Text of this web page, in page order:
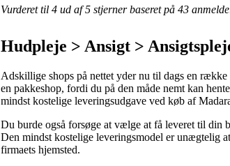
Vurderet til 4 ud af 5 stjerner baseret på 43
Hudpleje > Ansigt >
Adskillige shops på nettet yder nu til dags en
en pakkeshop, fordi du på den måde nemt kan
mindst kostelige leveringsudgave ved køb af
Du burde også forsøge at vælge at få leveret til din
Den mindst kostelige leveringsmodel er unægtelig
firmaets hjemsted.